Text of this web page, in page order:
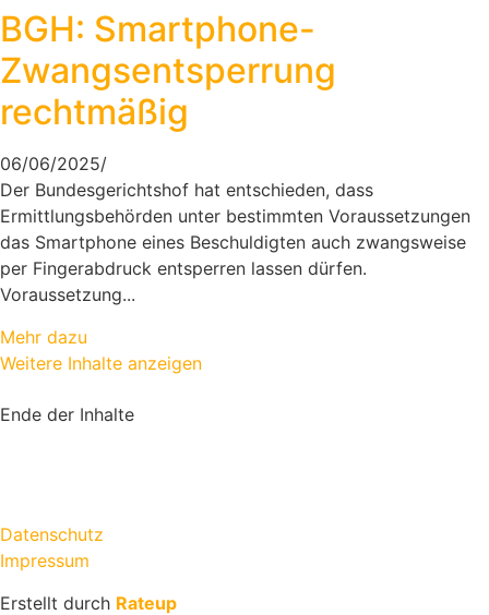
BGH: Smartphone-
Zwangsentsperrung
rechtmäßig
06/06/2025/
Der Bundesgerichtshof hat entschieden, dass
Ermittlungsbehörden unter bestimmten Voraussetzungen
das Smartphone eines Beschuldigten auch zwangsweise
per Fingerabdruck entsperren lassen dürfen.
Voraussetzung...
Mehr dazu
Weitere Inhalte anzeigen
Ende der Inhalte
Datenschutz
Impressum
Erstellt durch Rateup